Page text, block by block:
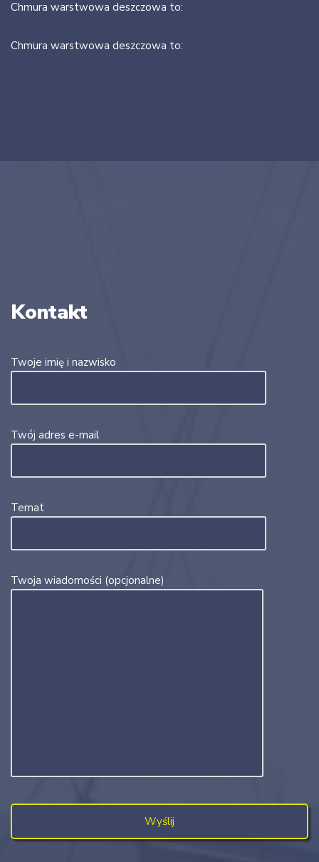
Chmura warstwowa deszczowa to:
Chmura warstwowa deszczowa to:
Kontakt
Twoje imię i nazwisko
Twój adres e-mail
Temat
Twoja wiadomości (opcjonalne)